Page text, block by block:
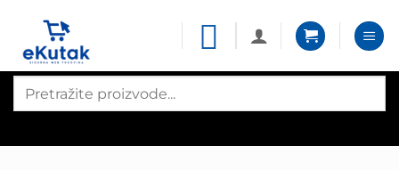
content
search